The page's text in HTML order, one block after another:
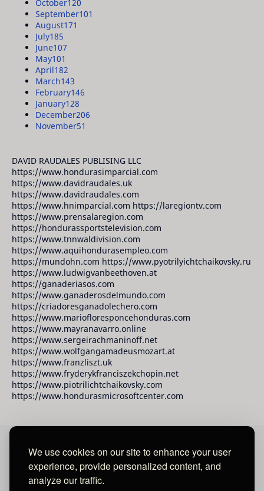
We use cookies on our site to enhance your user
experience, provide personalized content, and
analyze our traffic.
October120
September101
August171
July185
June107
May101
April182
March143
February146
January128
December206
November51
DAVID RAUDALES PUBLISING LLC
https://www.hondurasimparcial.com
https://www.davidraudales.uk
https://www.davidraudales.com
https://www.hnimparcial.com https://laregiontv.com
https://www.prensalaregion.com
https://hondurassportstelevision.com
https://www.tnnwaldivision.com
https://www.aquihondurasempleo.com
https://mundohn.com https://www.pyotrilyichtchaikovsky.ru
https://www.ludwigvanbeethoven.at
https://ganaderiasos.com
https://www.ganaderosdelmundo.com
https://criadoresganadolechero.com
https://www.mariofloresponcehonduras.com
https://www.mayranavarro.online
https://www.sergeirachmaninoff.net
https://www.wolfgangamadeusmozart.at
https://www.franzliszt.uk
https://www.fryderykfranciszekchopin.net
https://www.piotrilichtchaikovsky.com
https://www.hondurasmicrosoftcenter.com
David Raudales Publishing LLC